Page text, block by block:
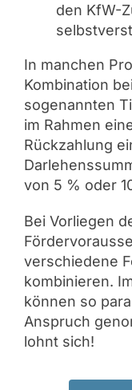
den KfW-
In manchen
Kombination
sogenannten
im Rahmen
Rückzahlung
von 5 % oder
Bei Vorliegen
verschiedene
kombinieren.
können so
Anspruch
lohnt sich!